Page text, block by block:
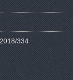
334